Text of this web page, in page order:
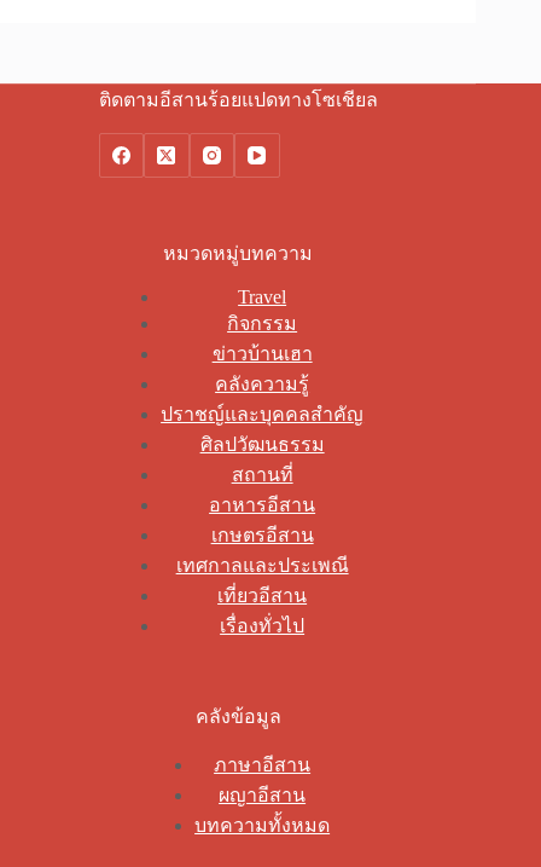
ติดตามอีสานร้อยแปดทางโซเชียล
หมวดหมู่บทความ
Travel
กิจกรรม
ข่าวบ้านเฮา
คลังความรู้
ปราชญ์และบุคคลสำคัญ
ศิลปวัฒนธรรม
สถานที่
อาหารอีสาน
เกษตรอีสาน
เทศกาลและประเพณี
เที่ยวอีสาน
เรื่องทั่วไป
คลังข้อมูล
ภาษาอีสาน
ผญาอีสาน
บทความทั้งหมด